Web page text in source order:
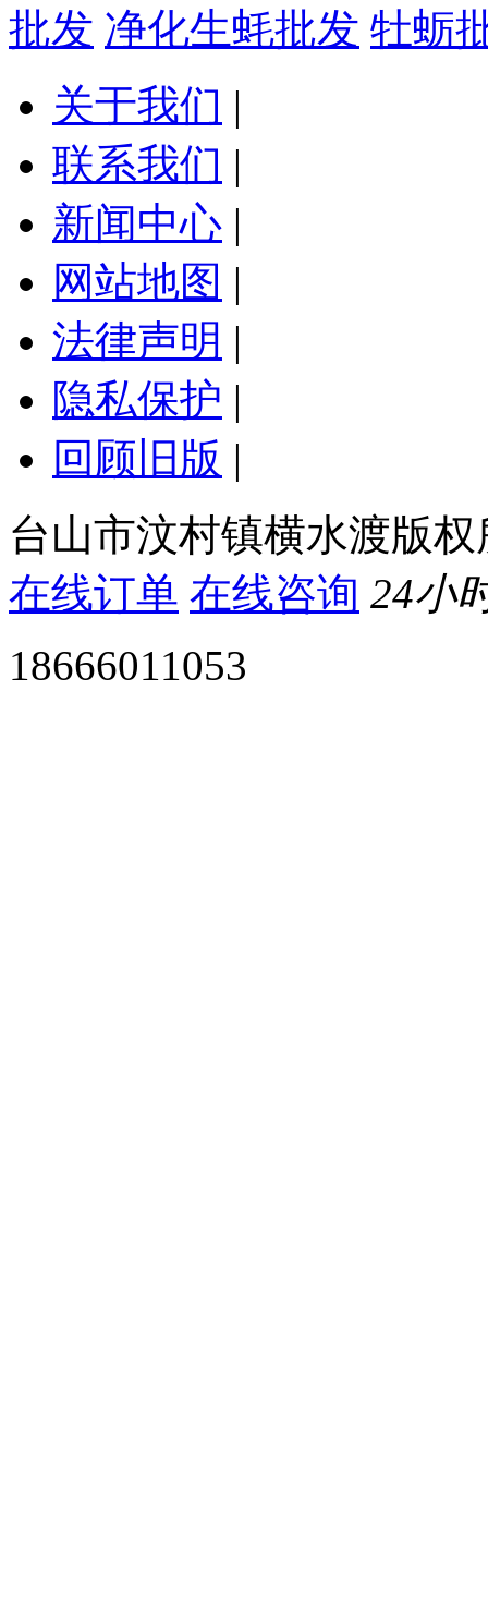
批发 净化生蚝批发 牡蛎
关于我们 |
联系我们 |
新闻中心 |
网站地图 |
法律声明 |
隐私保护 |
回顾旧版 |
台山市汶村镇横水渡版
在线订单 在线咨询 24小
18666011053